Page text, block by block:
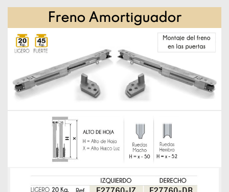
Freno Amortiguador